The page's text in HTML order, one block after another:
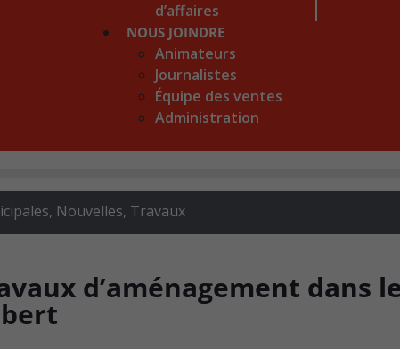
d’affaires
NOUS JOINDRE
Animateurs
Journalistes
Équipe des ventes
Administration
, Nouvelles, Travaux
d’aménagement dans